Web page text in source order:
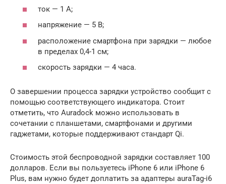
ток — 1 А;
напряжение — 5 В;
расположение смартфона при зарядки — любое
в пределах 0,4-1 см;
скорость зарядки — 4 часа.
О завершении процесса зарядки устройство сообщит с
помощью соответствующего индикатора. Стоит
отметить, что Auradock можно использовать в
сочетании с планшетами, смартфонами и другими
гаджетами, которые поддерживают стандарт Qi.
Стоимость этой беспроводной зарядки составляет 100
долларов. Если вы пользуетесь iPhone 6 или iPhone 6
Plus, вам нужно будет доплатить за адаптеры auraTag-i6